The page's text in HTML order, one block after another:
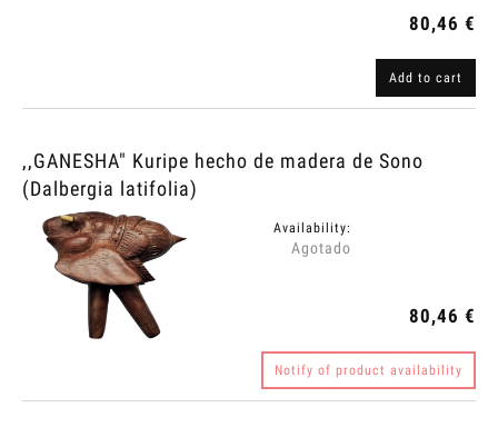
80,46 €
Add to cart
,,GANESHA" Kuripe hecho de madera de Sono
(Dalbergia latifolia)
Availability:
Agotado
80,46 €
Notify of product availability